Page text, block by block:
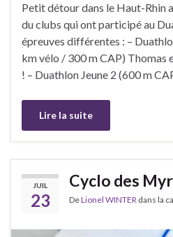
Petit détour dans le Haut-Rhin
du clubs qui ont participé au
épreuves différentes : –
km vélo / 300 m CAP) Thomas
! – Duathlon Jeune 2 (600 m
Lire la suite
JUIL
23
Cyclo des
DeLionel WINTER dans la